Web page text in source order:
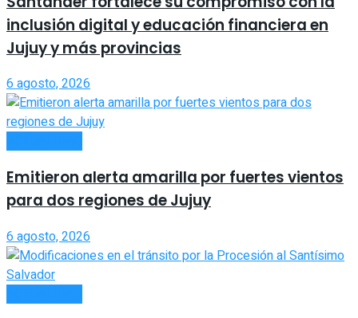
inclusión digital y educación financiera en
Jujuy y más provincias
6 agosto, 2026
Emitieron alerta amarilla por fuertes vientos
para dos regiones de Jujuy
6 agosto, 2026